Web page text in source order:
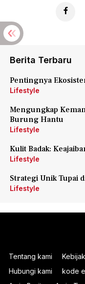
Berita Terbaru
Pentingnya
Lifestyle
Mengungkap
Burung Hantu
Lifestyle
Kulit Badak:
Lifestyle
Strategi Unik Tupai
Lifestyle
Tentang kami
Hubungi kami
kode